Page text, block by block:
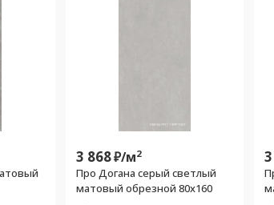
3 868₽/м2
Про Догана серый светлый
матовый обрезной 80x160